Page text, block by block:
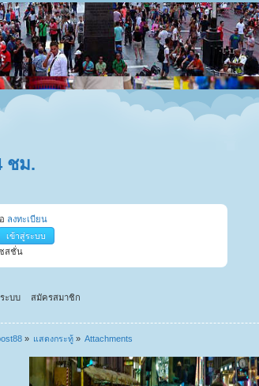
ชม.
ลงทะเบียน
ซสชั่น
ะบบ สมัครสมาชิก
» แสดงกระทู้» Attachments